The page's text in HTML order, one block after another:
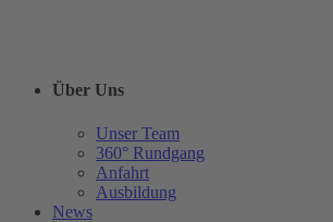
Über Uns
Unser Team
360° Rundgang
Anfahrt
Ausbildung
News